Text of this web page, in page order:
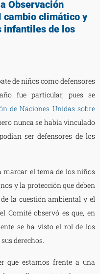
Observación
cambio climático y
infantiles de los
de niños como defensores
fue particular, pues se
de Naciones Unidas sobre
nunca se había vinculado
ser defensores de los
marcar el tema de los niños
y la protección que deben
la cuestión ambiental y el
Comité observó es que, en
se ha visto el rol de los
derechos.
que estamos frente a una